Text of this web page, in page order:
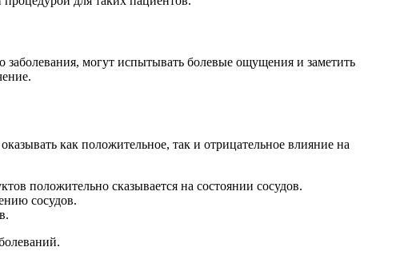
могут испытывать болевые ощущения и заметить
как положительное, так и отрицательное влияние на
положительно сказывается на состоянии сосудов.
сосудов.